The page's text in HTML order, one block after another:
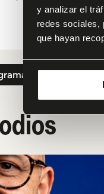
y analizar el
redes sociales,
que hayan